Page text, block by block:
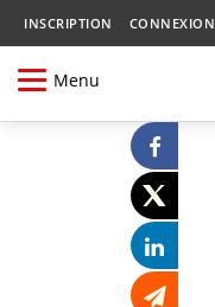
INSCRIPTION CONNEXION
Menu